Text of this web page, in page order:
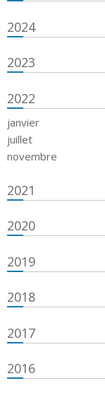
2024
2023
2022
janvier
juillet
novembre
2021
2020
2019
2018
2017
2016